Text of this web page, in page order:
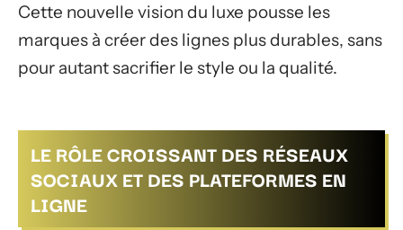
Cette nouvelle vision du luxe pousse les
marques à créer des lignes plus durables, sans
pour autant sacrifier le style ou la qualité.
LE RÔLE CROISSANT DES RÉSEAUX
SOCIAUX ET DES PLATEFORMES EN
LIGNE